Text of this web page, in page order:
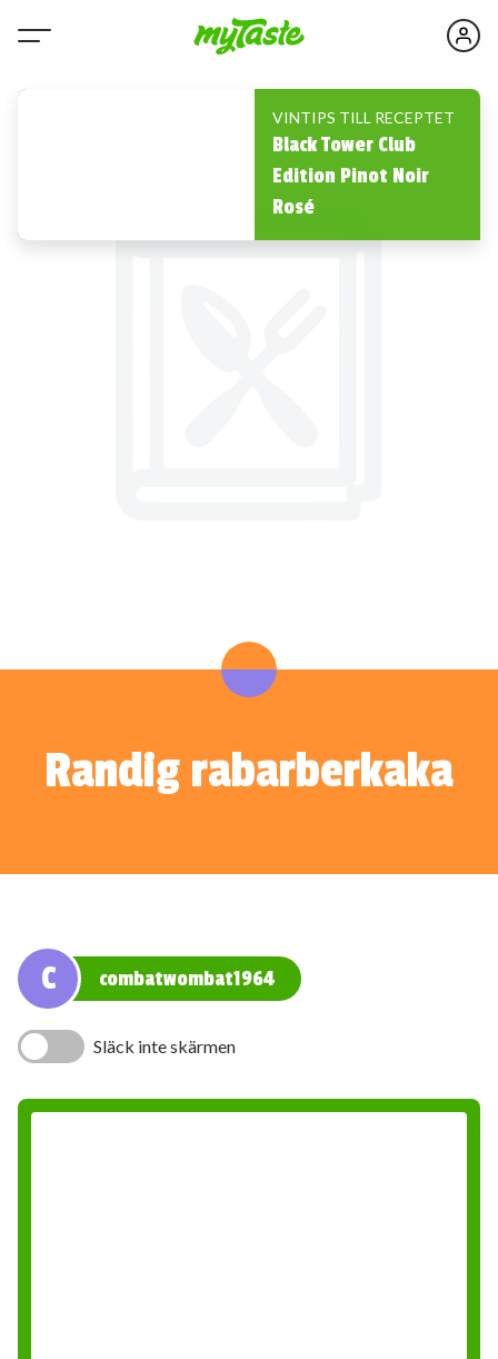
VINTIPS TILL RECEPTET
Black Tower Club
Edition Pinot Noir
Rosé
Randig rabarberkaka
C combatwombat1964
Släck inte skärmen